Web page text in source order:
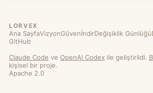
LORVEX
Ana SayfaVizyonGüvenİndirDeğişiklik Günlüğü
GitHub
Claude Code ve OpenAI Codex ile geliştirildi.
kişisel bir proje.
Apache 2.0